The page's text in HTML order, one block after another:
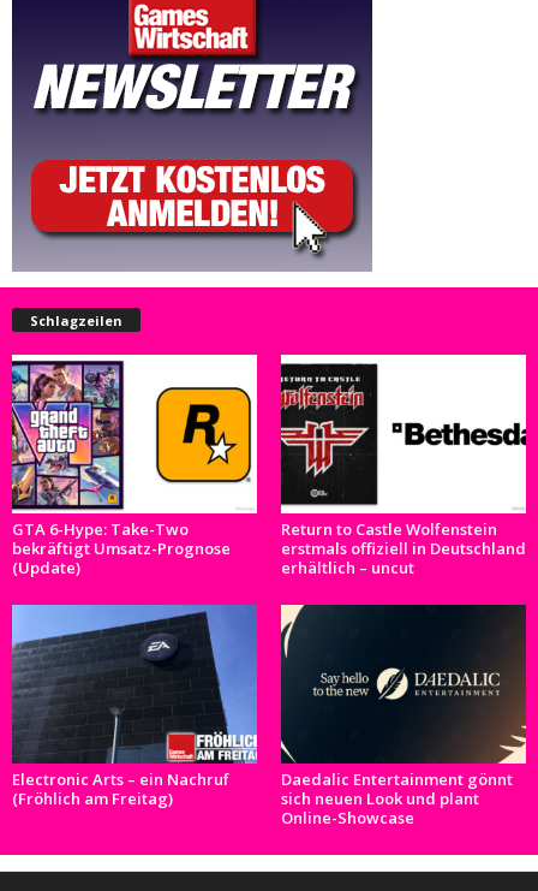
Schlagzeilen
GTA 6-Hype: Take-Two
bekräftigt Umsatz-Prognose
(Update)
Return to Castle Wolfenstein
erstmals offiziell in Deutschland
erhältlich – uncut
Electronic Arts – ein Nachruf
(Fröhlich am Freitag)
Daedalic Entertainment gönnt
sich neuen Look und plant
Online-Showcase